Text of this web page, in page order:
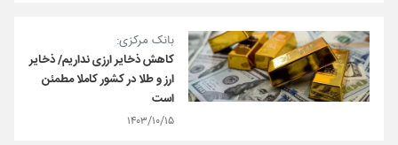
بانک مرکزی:
کاهش ذخایر ارزی نداریم/ ذخایر
ارز و طلا در کشور کاملا مطمئن
است
۱۴۰۳/۱۰/۱۵